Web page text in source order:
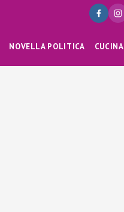
NOVELLA POLITICA CUCINA